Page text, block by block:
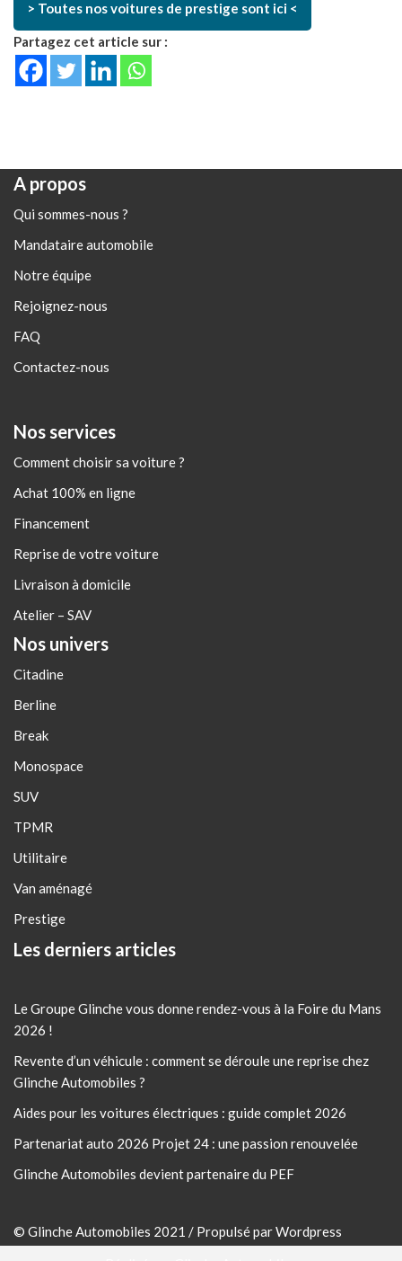
> Toutes nos voitures de prestige sont ici <
Partagez cet article sur :
A propos
Qui sommes-nous ?
Mandataire automobile
Notre équipe
Rejoignez-nous
FAQ
Contactez-nous
Nos services
Comment choisir sa voiture ?
Achat 100% en ligne
Financement
Reprise de votre voiture
Livraison à domicile
Atelier – SAV
Nos univers
Citadine
Berline
Break
Monospace
SUV
TPMR
Utilitaire
Van aménagé
Prestige
Les derniers articles
Le Groupe Glinche vous donne rendez-vous à la Foire du Mans
2026 !
Revente d’un véhicule : comment se déroule une reprise chez
Glinche Automobiles ?
Aides pour les voitures électriques : guide complet 2026
Partenariat auto 2026 Projet 24 : une passion renouvelée
Glinche Automobiles devient partenaire du PEF
© Glinche Automobiles 2021 / Propulsé par Wordpress